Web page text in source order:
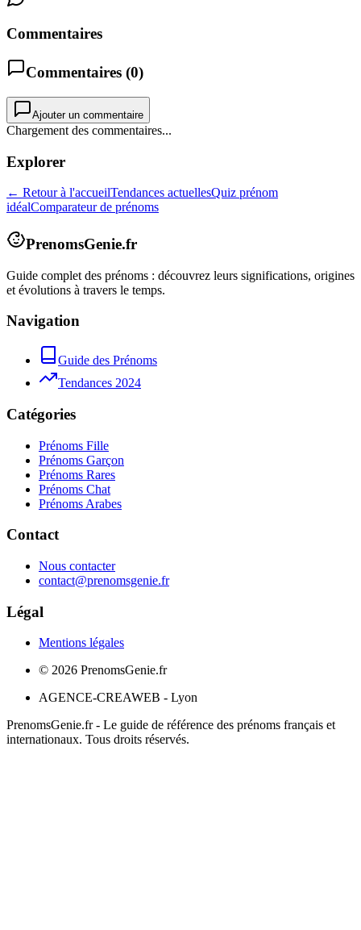
Commentaires
Commentaires (0)
Ajouter un commentaire
Chargement des commentaires...
Explorer
← Retour à l'accueilTendances actuellesQuiz prénom
idéalComparateur de prénoms
PrenomsGenie.fr
Guide complet des prénoms : découvrez leurs significations, origines
et évolutions à travers le temps.
Navigation
Guide des Prénoms
Tendances 2024
Catégories
Prénoms Fille
Prénoms Garçon
Prénoms Rares
Prénoms Chat
Prénoms Arabes
Contact
Nous contacter
contact@prenomsgenie.fr
Légal
Mentions légales
© 2026 PrenomsGenie.fr
AGENCE-CREAWEB - Lyon
PrenomsGenie.fr - Le guide de référence des prénoms français et
internationaux. Tous droits réservés.